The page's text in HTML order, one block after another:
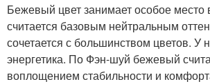
Бежевый цвет занимает особое место
считается базовым нейтральным
сочетается с большинством цветов. У
энергетика. По Фэн-шуй бежевый
воплощением стабильности и